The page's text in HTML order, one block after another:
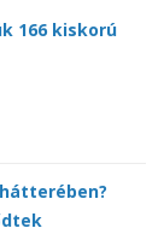
166 kiskorú